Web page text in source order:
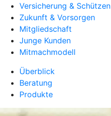
Versicherung & Schützen
Zukunft & Vorsorgen
Mitgliedschaft
Junge Kunden
Mitmachmodell
Überblick
Beratung
Produkte